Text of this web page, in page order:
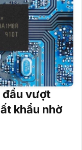
đầu vượt
khẩu nhờ